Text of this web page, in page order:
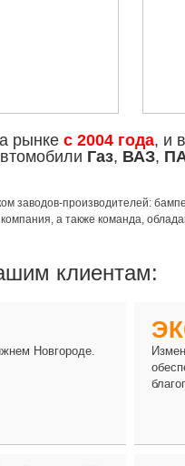
рынке с 2004 года, и
Газ, ВАЗ,
производителей:
а также команда,
клиентам:
Новгороде.